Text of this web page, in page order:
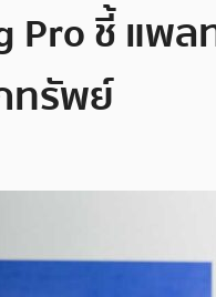
Pro ชี้ แพล
ทรัพย์